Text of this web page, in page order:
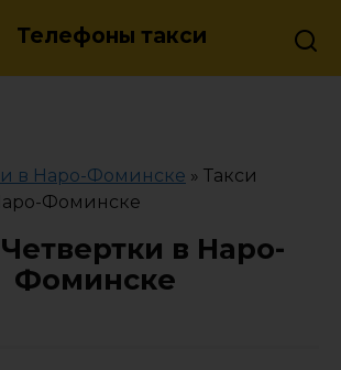
Телефоны такси
в Наро-Фоминске » Такси
Фоминске
в Наро-
Фоминске